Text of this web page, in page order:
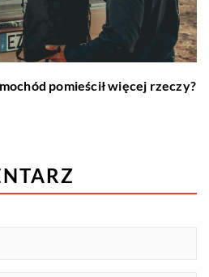
pomieścił więcej rzeczy?